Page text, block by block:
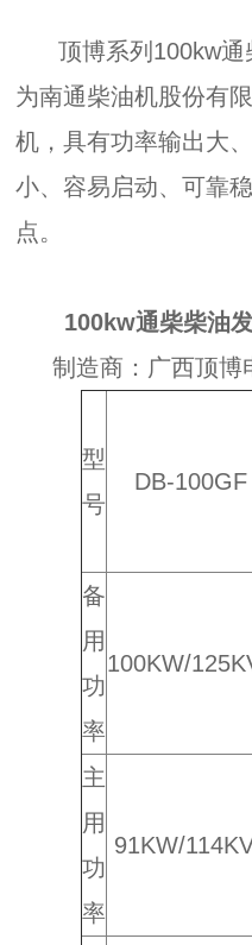
顶博系列100kw通
为南通柴油机股份有
机，具有功率输出大
小、容易启动、可靠
点。
100kw通柴柴油
制造商：广西顶博
型
号
DB-100GF
备
用
功
率
100KW/
主
用
功
率
91KW/